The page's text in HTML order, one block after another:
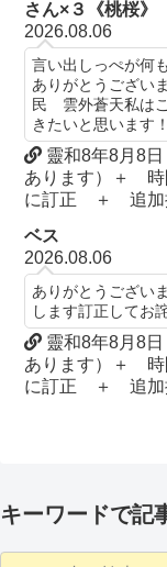
さん×３《桃桜》
2026.08.06
言い出しっぺが何
ありがとうござい
民 雲外蒼天私は
きたいと思います
靈和8年8月8
あります）＋ 時
に訂正 ＋ 追加
ベス
2026.08.06
ありがとうござい
します訂正してお
靈和8年8月8
あります）＋ 時
に訂正 ＋ 追加
キーワードで記